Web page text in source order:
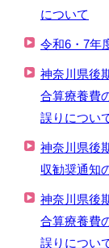
について
令和6・7年
神奈川県後
合算療養費
誤りについ
神奈川県後
収勧奨通知
神奈川県後
合算療養費
誤りについ